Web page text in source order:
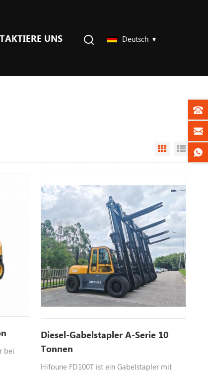
UNS Deutsch
Grid View
List
bei
Diesel-Gabelstapler A-Serie 10
Tonnen
Hifoune FD100T ist ein Gabelstapler mit